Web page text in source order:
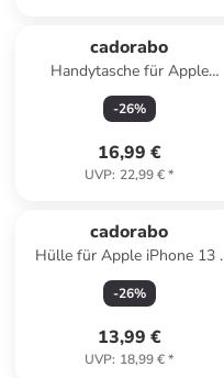
cadorabo
Handytasche für Apple
iPhone 17 AIR Hülle
Umhängetasche in Rot
-26%
16,99 €
UVP: 22,99 €*
cadorabo
Hülle für Apple iPhone 13 /
14 Glitzer Schutzhülle in Lila
-26%
13,99 €
UVP: 18,99 €*